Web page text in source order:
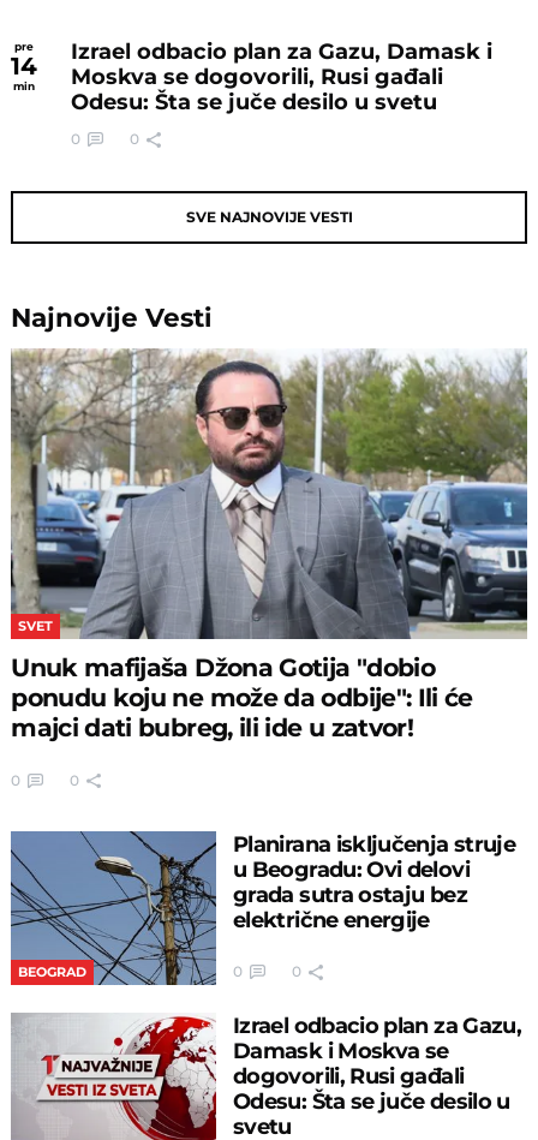
pre
14
min
Izrael odbacio plan za Gazu, Damask i
Moskva se dogovorili, Rusi gađali
Odesu: Šta se juče desilo u svetu
0 0
SVE NAJNOVIJE VESTI
NajnovijeVesti
SVET
Unuk mafijaša Džona Gotija "dobio
ponudu koju ne može da odbije": Ili će
majci dati bubreg, ili ide u zatvor!
0 0
BEOGRAD
Planirana isključenja struje
u Beogradu: Ovi delovi
grada sutra ostaju bez
električne energije
0 0
Izrael odbacio plan za Gazu,
Damask i Moskva se
dogovorili, Rusi gađali
Odesu: Šta se juče desilo u
svetu